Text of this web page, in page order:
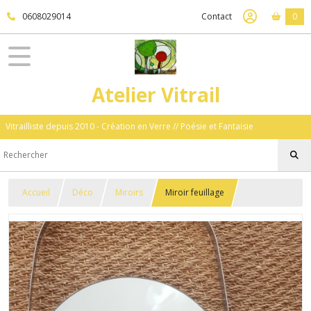
0608029014 Contact 0
Atelier Vitrail
Vitrailliste depuis 2010 - Création en Verre // Poésie et Fantaisie
Accueil Déco Miroirs Miroir feuillage